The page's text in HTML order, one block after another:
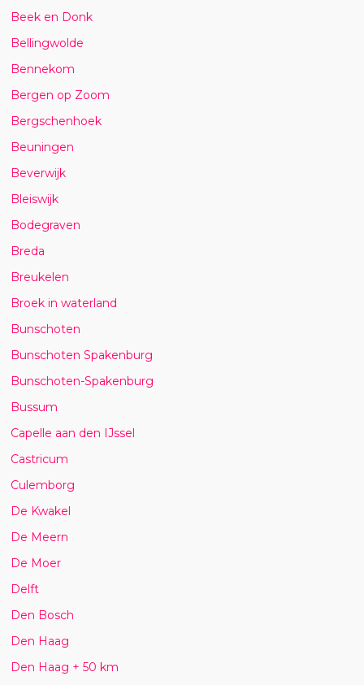
Beek en Donk
Bellingwolde
Bennekom
Bergen op Zoom
Bergschenhoek
Beuningen
Beverwijk
Bleiswijk
Bodegraven
Breda
Breukelen
Broek in waterland
Bunschoten
Bunschoten Spakenburg
Bunschoten-Spakenburg
Bussum
Capelle aan den IJssel
Castricum
Culemborg
De Kwakel
De Meern
De Moer
Delft
Den Bosch
Den Haag
Den Haag + 50 km